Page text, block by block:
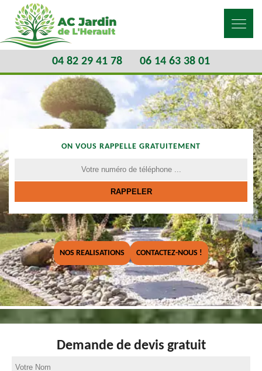
04 82 29 41 78 06 14 63 38 01
ON VOUS RAPPELLE GRATUITEMENT
NOS REALISATIONS CONTACTEZ-NOUS !
Demande de devis gratuit